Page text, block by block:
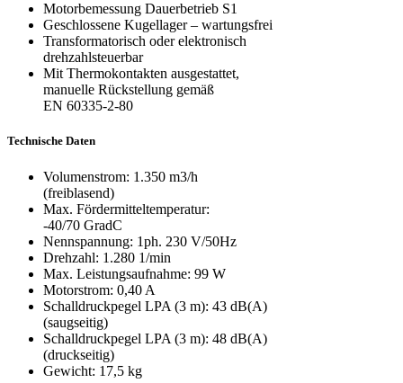
Motorbemessung Dauerbetrieb S1
Geschlossene Kugellager – wartungsfrei
Transformatorisch oder elektronisch
drehzahlsteuerbar
Mit Thermokontakten ausgestattet,
manuelle Rückstellung gemäß
EN 60335-2-80
Technische Daten
Volumenstrom: 1.350 m3/h
(freiblasend)
Max. Fördermitteltemperatur:
-40/70 GradC
Nennspannung: 1ph. 230 V/50Hz
Drehzahl: 1.280 1/min
Max. Leistungsaufnahme: 99 W
Motorstrom: 0,40 A
Schalldruckpegel LPA (3 m): 43 dB(A)
(saugseitig)
Schalldruckpegel LPA (3 m): 48 dB(A)
(druckseitig)
Gewicht: 17,5 kg